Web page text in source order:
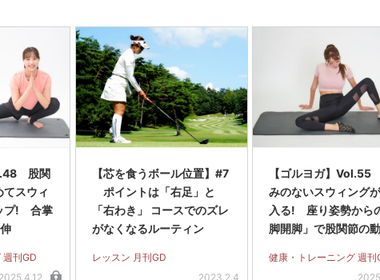
股関
てスウィ
プ! 合掌
週刊GD
2025.4.12
【芯を食うボール位置】#7
ポイントは「右足」と
「右わき」 コースでのズレ
がなくなるルーティン
レッスン 月刊GD
2023.2.4
【ゴルヨガ】
みのないスウィング
入る! 座り姿勢から
脚開脚」で股関節の
健康・トレーニング 週刊